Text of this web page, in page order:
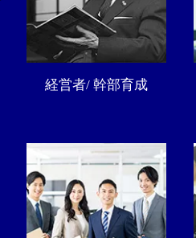
経営者/ 幹部育成